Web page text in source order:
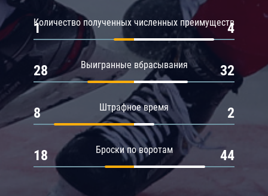
Количество полученных численных преимуществ
1 4
Выигранные вбрасывания
28 32
Штрафное время
8 2
Броски по воротам
18 44